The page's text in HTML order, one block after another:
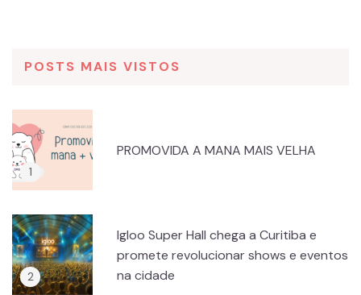
POSTS MAIS VISTOS
PROMOVIDA A MANA MAIS VELHA
Igloo Super Hall chega a Curitiba e
promete revolucionar shows e eventos
na cidade